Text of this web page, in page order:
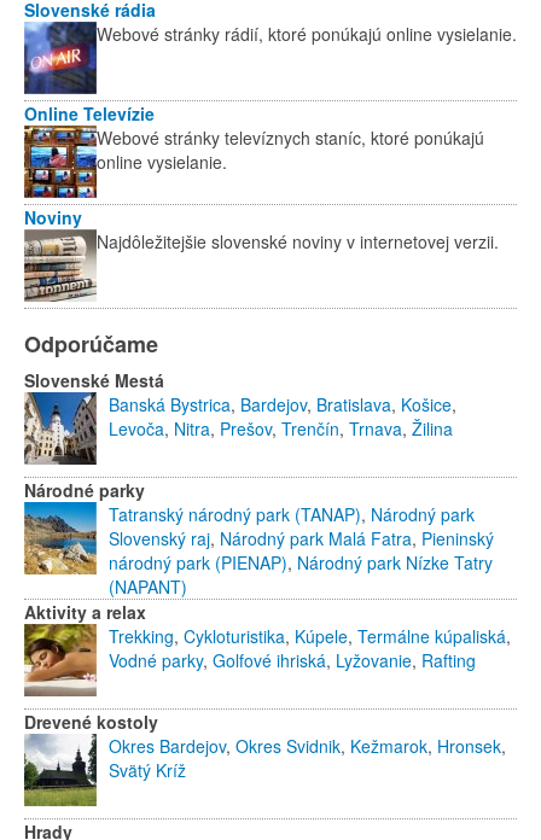
Slovenské rádia
Webové stránky rádií, ktoré ponúkajú online vysielanie.
Online Televízie
Webové stránky televíznych staníc, ktoré ponúkajú
online vysielanie.
Noviny
Najdôležitejšie slovenské noviny v internetovej verzii.
Odporúčame
Slovenské Mestá
Banská Bystrica, Bardejov, Bratislava, Košice,
Levoča, Nitra, Prešov, Trenčín, Trnava, Žilina
Národné parky
Tatranský národný park (TANAP), Národný park
Slovenský raj, Národný park Malá Fatra, Pieninský
národný park (PIENAP), Národný park Nízke Tatry
(NAPANT)
Aktivity a relax
Trekking, Cykloturistika, Kúpele, Termálne kúpaliská,
Vodné parky, Golfové ihriská, Lyžovanie, Rafting
Drevené kostoly
Okres Bardejov, Okres Svidnik, Kežmarok, Hronsek,
Svätý Kríž
Hrady